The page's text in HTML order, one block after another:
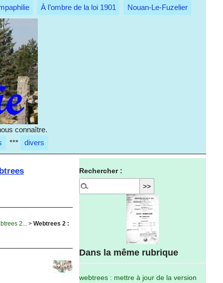
À l’ombre de la loi 1901 Nouan-Le-Fuzelier
connaître.
*** divers
2... >Webtrees 2 :
Rechercher :
Dans la même rubrique
webtrees : mettre à jour de la version